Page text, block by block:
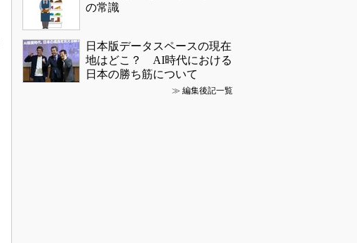
の常識
日本版データスペースの現在
地はどこ？ AI時代における
日本の勝ち筋について
≫ 編集後記一覧